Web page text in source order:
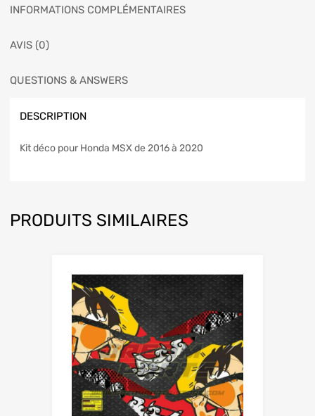
INFORMATIONS COMPLÉMENTAIRES
AVIS (0)
QUESTIONS & ANSWERS
DESCRIPTION
Kit déco pour Honda MSX de 2016 à 2020
PRODUITS SIMILAIRES